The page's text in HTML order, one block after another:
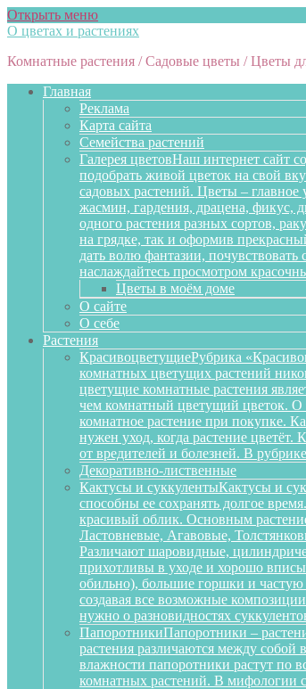
Открыть меню
О цветах и растениях
Комнатные растения / Садовые цветы / Цветы
Главная
Реклама
Карта сайта
Семейства растений
Галерея цветовНаш интернет сайт
подобрать живой цветок на свой
садовых растений. Цветы –
жасмин, гардения, драцена, фикус,
одного растения разных сортов,
на грядке, так и оформив
дать волю фантазии,
наслаждайтесь просмотром
Цветы в моём доме
О сайте
О себе
Растения
КрасивоцветущиеРубрика
комнатных цветущих растений
цветущие комнатные растения
чем комнатный цветущий цветок. О
комнатное растение при покупке.
нужен уход, когда растение
от вредителей и болезней. В
Декоративно-лиственные
Кактусы и суккулентыКактусы и
способны ее сохранять долгое
красивый облик. Основным
Ластовневые, Агавовые,
Различают шаровидные,
прихотливы в уходе и хорошо
обильно), большие горшки и частую
создавая все возможные
нужно о разновидностях
ПапоротникиПапоротники –
растения различаются между
влажности папоротники растут по
комнатных растений. В мифологии